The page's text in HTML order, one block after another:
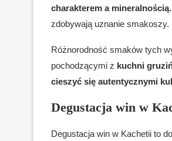
charakterem a mineralnością.
zdobywają uznanie smakoszy.
Różnorodność smaków tych
pochodzącymi z kuchni
cieszyć się autentycznymi
Degustacja win w
Degustacja win w Kachetii to